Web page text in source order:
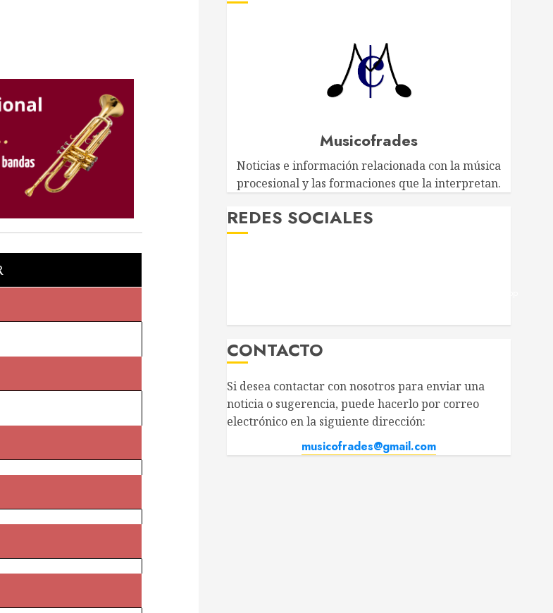
Musicofrades
Noticias e información relacionada con la música
procesional y las formaciones que la interpretan.
REDES SOCIALES
CONTACTO
Si desea contactar con nosotros para enviar una
noticia o sugerencia, puede hacerlo por correo
electrónico en la siguiente dirección:
musicofrades@gmail.com